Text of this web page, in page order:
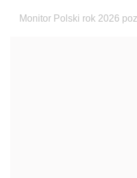
Monitor Polski rok 2026